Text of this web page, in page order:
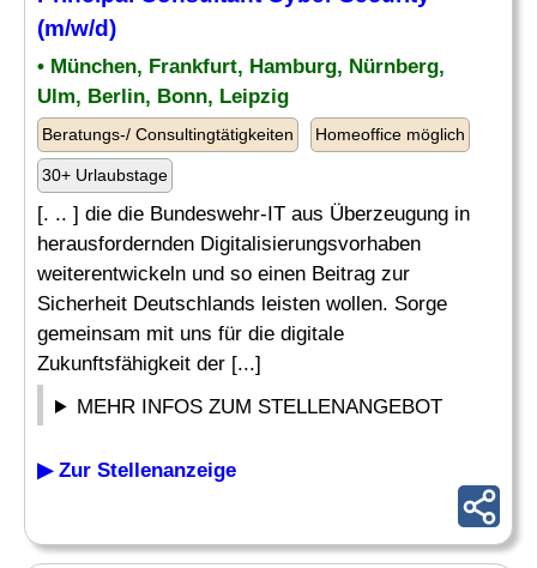
(m/w/d)
• München, Frankfurt, Hamburg, Nürnberg,
Ulm, Berlin, Bonn, Leipzig
Beratungs-/ Consultingtätigkeiten Homeoffice möglich
30+ Urlaubstage
[. .. ] die die Bundeswehr-IT aus Überzeugung in
herausfordernden Digitalisierungsvorhaben
weiterentwickeln und so einen Beitrag zur
Sicherheit Deutschlands leisten wollen. Sorge
gemeinsam mit uns für die digitale
Zukunftsfähigkeit der [...]
MEHR INFOS ZUM STELLENANGEBOT
▶ Zur Stellenanzeige